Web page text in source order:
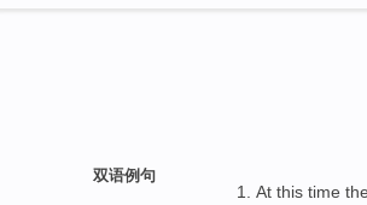
双语例句
At this time